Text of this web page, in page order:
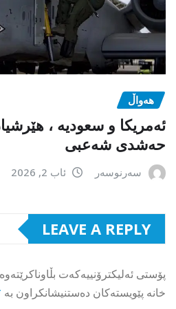
هەواڵ
ئەمریکا و سعودیە ،
حەشدی شەعبی
سەرنوسەر ئاب 2, 2026
LEAVE A REPLY
پۆستی ئەلیکترۆنییەکەت
خانە پێویستەکان دەستنیشانکراون بە